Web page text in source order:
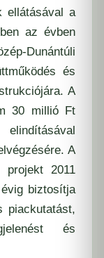
ellátásával a
az évben
Dunántúli
és
A
30 millió Ft
A
projekt 2011
biztosítja
piackutatást,
és